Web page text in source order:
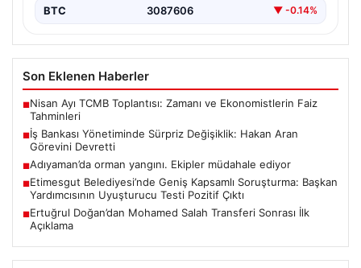
BTC 3087606 ▼ -0.14%
Son Eklenen Haberler
■Nisan Ayı TCMB Toplantısı: Zamanı ve Ekonomistlerin Faiz
Tahminleri
■İş Bankası Yönetiminde Sürpriz Değişiklik: Hakan Aran
Görevini Devretti
■Adıyaman’da orman yangını. Ekipler müdahale ediyor
■Etimesgut Belediyesi’nde Geniş Kapsamlı Soruşturma: Başkan
Yardımcısının Uyuşturucu Testi Pozitif Çıktı
■Ertuğrul Doğan’dan Mohamed Salah Transferi Sonrası İlk
Açıklama